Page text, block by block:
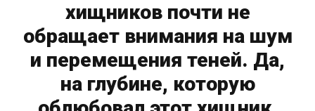
хищников почти не
обращает внимания на шум
и перемещения теней. Да,
на глубине, которую